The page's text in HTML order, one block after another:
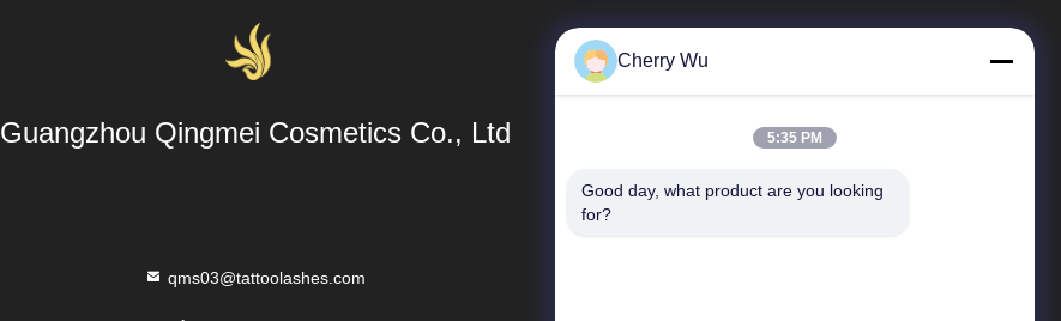
Guangzhou Qingmei Cosmetics Co., Ltd
qms03@tattoolashes.com
Tautan langsung
Cherry Wu
5:35 PM
Good day, what product are you looking
for?